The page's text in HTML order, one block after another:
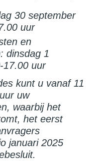
30 september
uur
en
dinsdag 1
17.00 uur
kunt u vanaf 11
uw
waarbij het
het eerst
januari 2025